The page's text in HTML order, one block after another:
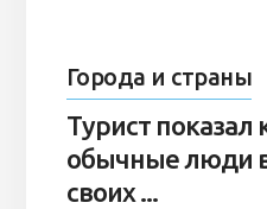
Города и страны
Турист показал
обычные люди
своих ...